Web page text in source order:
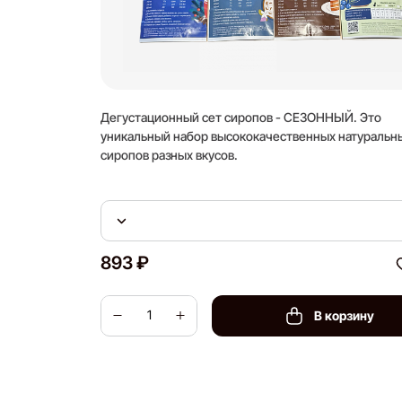
Дегустационный сет сиропов - СЕЗОННЫЙ. Это
уникальный набор высококачественных
сиропов разных вкусов.
893 ₽
В корзину